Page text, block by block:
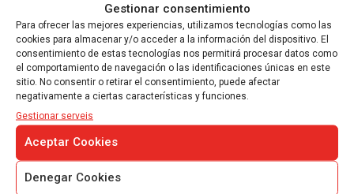
Gestionar consentimiento
Para ofrecer las mejores experiencias, utilizamos tecnologías como las
cookies para almacenar y/o acceder a la información del dispositivo. El
consentimiento de estas tecnologías nos permitirá procesar datos como
el comportamiento de navegación o las identificaciones únicas en este
sitio. No consentir o retirar el consentimiento, puede afectar
negativamente a ciertas características y funciones.
Gestionar serveis
Aceptar Cookies
Denegar Cookies
mitjanes, som auditors inscrits al ROAC, a l’ICAC,
auditors nacionals …
Llegir més
AUDITORIA DE FUNDACIONS I